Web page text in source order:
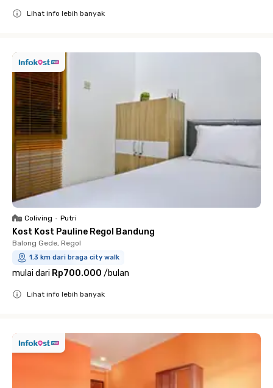
Lihat info lebih banyak
Coliving • Putri
Kost Kost Pauline Regol Bandung
Balong Gede, Regol
1.3 km dari braga city walk
mulai dari Rp700.000 /bulan
Lihat info lebih banyak